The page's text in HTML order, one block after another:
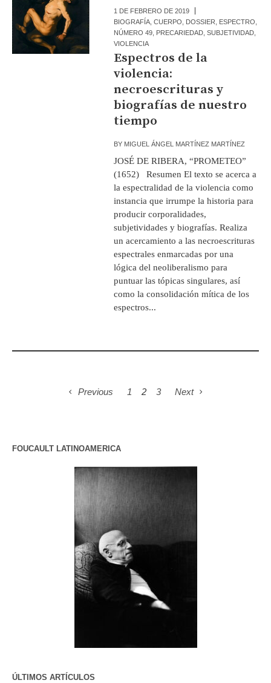
1 DE FEBRERO DE 2019
BIOGRAFÍA ,CUERPO DOSSIER ESPECTRO
NÚMERO 49 PRECARIEDAD ,SUBJETIVIDAD
VIOLENCIA
Espectros de la
violencia:
necroescrituras y
biografías de nuestro
tiempo
BY MIGUEL ÁNGEL MARTÍNEZ MARTÍNEZ
JOSÉ DE RIBERA, “PROMETEO”
(1652) Resumen El texto se acerca a
la espectralidad de la violencia como
instancia que irrumpe la historia para
producir corporalidades,
subjetividades y biografías. Realiza
un acercamiento a las necroescrituras
espectrales enmarcadas por una
lógica del neoliberalismo para
puntuar las tópicas singulares, así
como la consolidación mítica de los
espectros...
Previous 1 2 3 Next
FOUCAULT LATINOAMERICA
ÚLTIMOS ARTÍCULOS